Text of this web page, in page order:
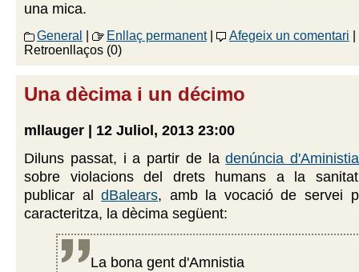
una mica.
General Enllaç permanent| Afegeix un comentari
Retroenllaços (0)
Una dècima i un décimo
mllauger | 12 Juliol, 2013 23:00
Diluns passat, i a partir de ladenúncia
sobre violacions del drets humans a la
publicar aldBalears, amb la vocació de servei
caracteritza, la dècima següent:
La bona gent d'Amnistia